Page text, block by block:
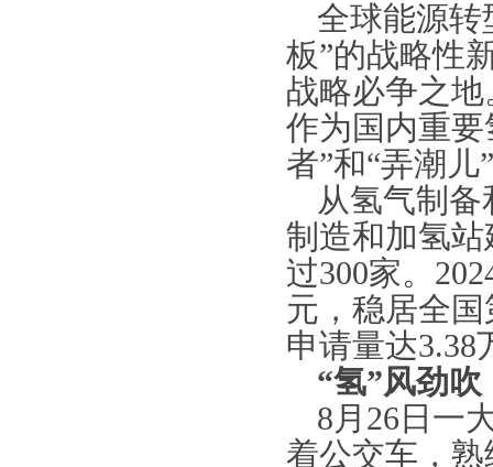
全球能源转
板”的战略性
战略必争之
作为国内重
者”和“弄潮
从氢气制
制造和加氢
过300家。
元，稳居全
申请量达3.38
“氢”风劲
8月26日一
着公交车，